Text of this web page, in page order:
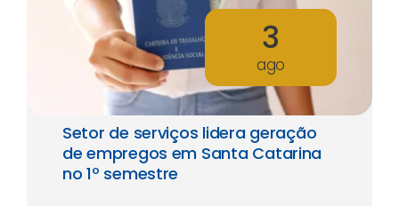
3
ago
Setor de serviços lidera geração
de empregos em Santa Catarina
no 1º semestre